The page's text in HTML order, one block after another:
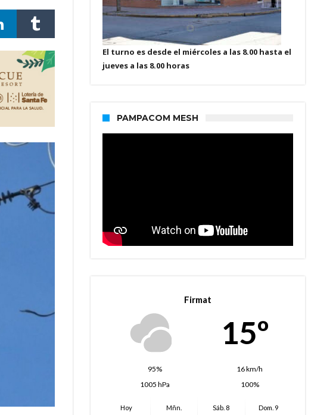
El turno es desde el miércoles a las 8.00 hasta el
jueves a las 8.00 horas
PAMPACOM MESH
Firmat
15º
95%
16 km/h
1005 hPa
100%
Hoy
Mñn.
Sáb. 8
Dom. 9